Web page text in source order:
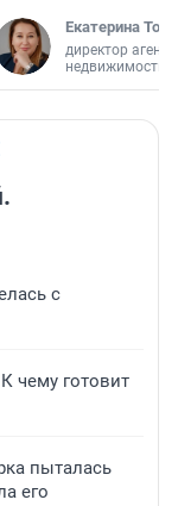
Екатерина
директор
недвижимости
с
чему готовит
пыталась
его